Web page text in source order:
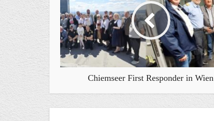
Chiemseer First Responder in Wien